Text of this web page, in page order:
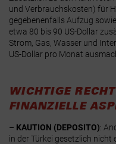
und Verbrauchskosten) für
gegebenenfalls Aufzug
etwa 80 bis 90 US-Dollar
Strom, Gas, Wasser und
US-Dollar pro Monat
WICHTIGE
FINANZIELLE
– KAUTION (DEPOSITO):
in der Türkei gesetzlich